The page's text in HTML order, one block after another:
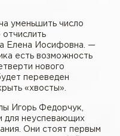
уменьшить число
Елена Иосифовна. —
есть возможность
нового
переведен
«хвосты».
Игорь Федорчук,
для неуспевающих
Они стоят первым